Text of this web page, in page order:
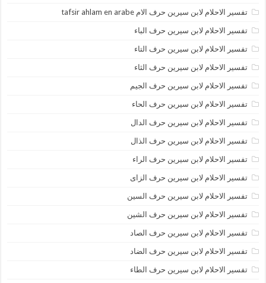
تفسير الاحلام لابن سيرين حرف الام tafsir ahlam en arabe
تفسير الاحلام لابن سيرين حرف الباء
تفسير الاحلام لابن سيرين حرف التاء
تفسير الاحلام لابن سيرين حرف الثاء
تفسير الاحلام لابن سيرين حرف الجيم
تفسير الاحلام لابن سيرين حرف الحاء
تفسير الاحلام لابن سيرين حرف الدال
تفسير الاحلام لابن سيرين حرف الذال
تفسير الاحلام لابن سيرين حرف الراء
تفسير الاحلام لابن سيرين حرف الزاى
تفسير الاحلام لابن سيرين حرف السين
تفسير الاحلام لابن سيرين حرف الشين
تفسير الاحلام لابن سيرين حرف الصاد
تفسير الاحلام لابن سيرين حرف الضاد
تفسير الاحلام لابن سيرين حرف الطاء